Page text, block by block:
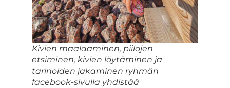
Kivien maalaaminen, piilojen
etsiminen, kivien löytäminen ja
tarinoiden jakaminen ryhmän
facebook-sivulla yhdistää